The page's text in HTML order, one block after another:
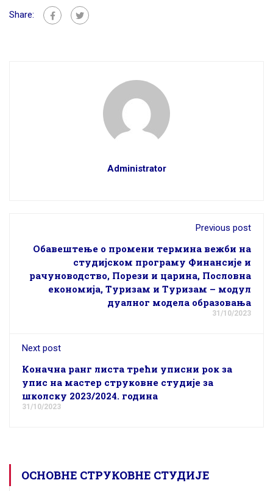
Share:
Administrator
Previous post
Обавештење о промени термина вежби на
студијском програму Финансије и
рачуноводство, Порези и царина, Пословна
економија, Туризам и Туризам – модул
дуалног модела образовања
31/10/2023
Next post
Коначна ранг листа трећи уписни рок за
упис на мастер струковне студије за
школску 2023/2024. година
31/10/2023
ОСНОВНЕ СТРУКОВНЕ СТУДИЈЕ